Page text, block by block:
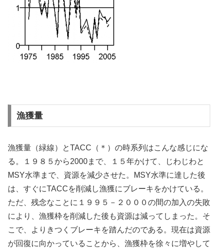
漁獲量
漁獲量（緑線）とTACC（＊）の時系列はこんな感じにな
る。１９８５から2000まで、１５年かけて、じわじわと
MSY水準まで、資源を減少させた。MSY水準に達した後
は、すぐにTACCを削減し漁獲にブレーキをかけている。
ただ、残念なことに１９９５－２０００の間の加入の失敗
により、漁獲枠を削減した後も資源は減ってしまった。そ
こで、よりきつくブレーキを踏んだのである。現在は資源
が回復に向かっていることから、漁獲枠を徐々に増やして